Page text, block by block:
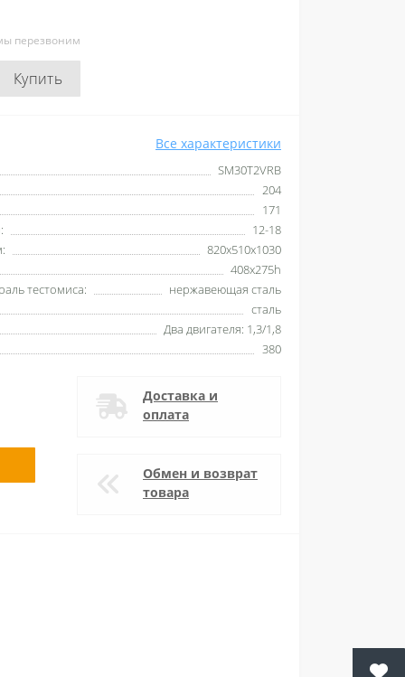
перезвоним
Купить
Все характеристики
SM30T2VRB
204
171
12-18
820x510x1030
408x275h
тестомиса:
нержавеющая сталь
сталь
Два двигателя: 1,3/1,8
380
Доставка и
оплата
Обмен и возврат
товара